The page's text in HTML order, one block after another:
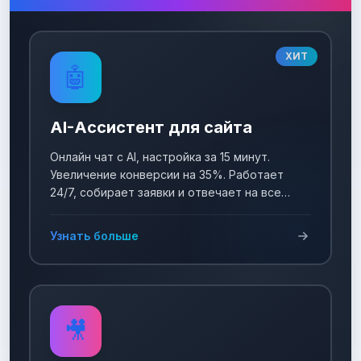
ХИТ
🤖
AI-Ассистент для сайта
Онлайн чат с AI, настройка за 15 минут.
Увеличение конверсии на 35%. Работает
24/7, собирает заявки и отвечает на все
Узнать больше
🎥